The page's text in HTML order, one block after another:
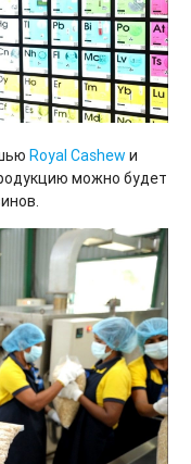
Royal Cashew и
можно будет